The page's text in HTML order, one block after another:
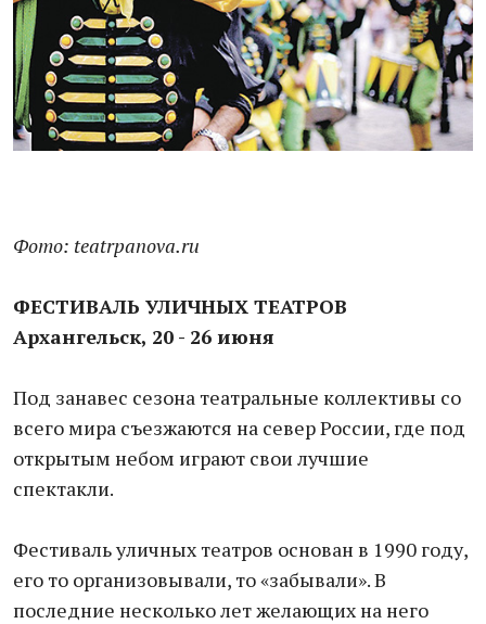
Фото: teatrpanova.ru
ФЕСТИВАЛЬ УЛИЧНЫХ ТЕАТРОВ
Архангельск, 20 - 26 июня
Под занавес сезона театральные коллективы со
всего мира съезжаются на север России, где под
открытым небом играют свои лучшие
спектакли.
Фестиваль уличных театров основан в 1990 году,
его то организовывали, то «забывали». В
последние несколько лет желающих на него